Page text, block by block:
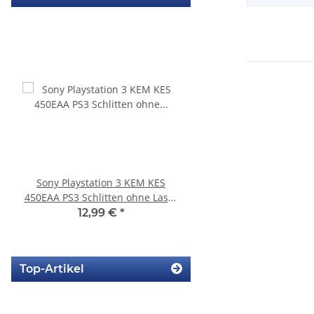
Sony Playstation 3 KEM KES
450EAA PS3 Schlitten ohne Laser
Blu-Ray Laufwerk 320
12,99 € *
Top-Artikel